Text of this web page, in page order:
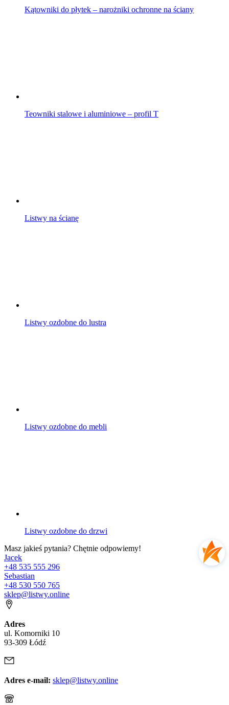
Kątowniki do płytek – narożniki ochronne na ściany
Teowniki stalowe i aluminiowe – profil T
Listwy na ścianę
Listwy ozdobne do lustra
Listwy ozdobne do mebli
Listwy ozdobne do drzwi
Masz jakieś pytania? Chętnie odpowiemy!
Jacek
+48 535 555 296
Sebastian
+48 530 550 765
sklep@listwy.online
Adres
ul. Komorniki 10
93-309 Łódź
Adres e-mail: sklep@listwy.online